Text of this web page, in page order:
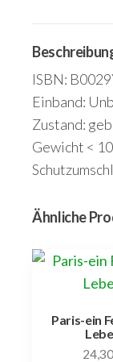
ISBN:
Einband:
Zustand:
Gewicht <
Ähnliche
Paris-ein
24,30